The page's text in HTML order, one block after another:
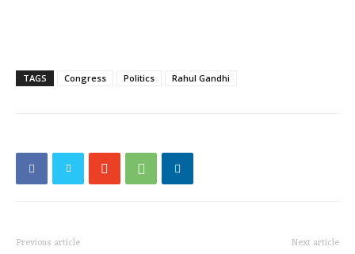
TAGS Congress Politics Rahul Gandhi
Previous article Next article